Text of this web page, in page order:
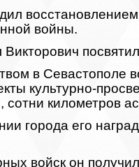
войны.
Викторович
в Севастополе
культурно-
километров
города его
войск он